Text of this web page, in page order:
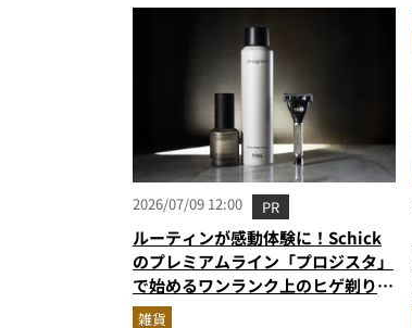
2026/07/09 12:00 PR
ルーティンが感動体験に！Schick
のプレミアムライン「プロジスタ」
で始めるワンランク上のヒゲ剃り習
慣
雑貨